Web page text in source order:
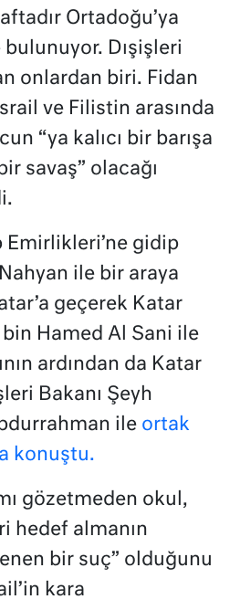
Ortadoğu’ya
Dışişleri
onlardan biri. Fidan
ve Filistin arasında
“ya kalıcı bir barışa
savaş” olacağı
Emirlikleri’ne gidip
ile bir araya
geçerek Katar
Hamed Al Sani ile
ardından da Katar
Bakanı Şeyh
ile ortak
konuştu.
gözetmeden okul,
hedef almanın
bir suç” olduğunu
kara